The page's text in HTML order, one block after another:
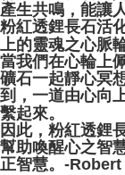
產生共鳴，能讓
粉紅透鋰長石活
上的靈魂之心脈輪
當我們在心輪上
礦石一起靜心冥
到，一道由心向
繫起來。
因此，粉紅透鋰
幫助喚醒心之智
正智慧。-